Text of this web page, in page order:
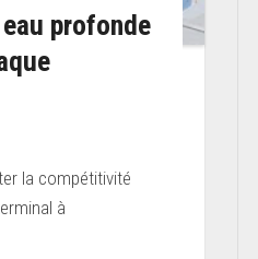
profonde
la compétitivité
à